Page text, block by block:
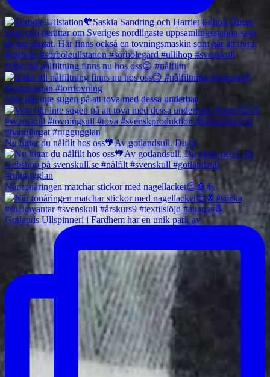
Nålar till nålfiltning finns nu hos oss😊 #nålfiltn
Vem blir inte sugen på att tova med dessa underbar
Nu hittar du nålfilt hos oss🧡Av gotlandsull. Du hi
När tonåringen matchar stickor med nagellacket😊🍍#s
Gotlands Ullspinneri i Fardhem har en unik park av